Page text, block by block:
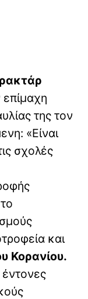
επίμαχη
της τον
«Είναι
σχολές
και
Κορανίου.